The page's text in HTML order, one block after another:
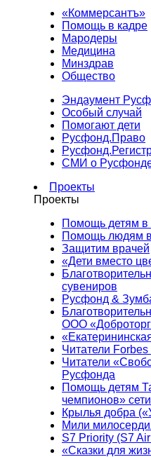
«Коммерсантъ»
Помощь в кадре
Мародеры
Медицина
Минздрав
Общество
Эндаумент
Особый случай
Помогают дети
Русфонд.Право
СМИ о
Проекты
Проекты
Помощь детям в
Помощь людям в
Защитим врачей
«Дети вместо
сувениров
Русфонд &
ООО
Читатели
Читатели
Русфонда
Помощь детям
чемпионов»
Крылья добра
Мили
S7 Priority (S7
«Сказки для